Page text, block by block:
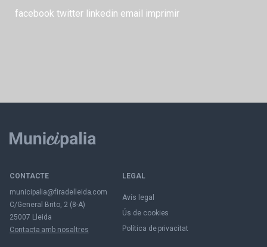
facebook twitter linkedin email imprimir
CONTACTE
municipalia@firadelleida.com
C/General Brito, 2 (8-A)
25007 Lleida
Contacta amb nosaltres
LEGAL
Avís legal
Ús de cookies
Política de privacitat